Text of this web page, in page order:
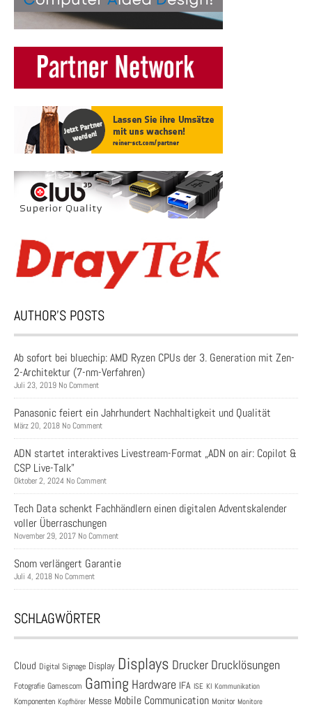
AUTHOR’S POSTS
Ab sofort bei bluechip: AMD Ryzen CPUs der 3. Generation mit Zen-
2-Architektur (7-nm-Verfahren)
Juli 23, 2019 No Comment
Panasonic feiert ein Jahrhundert Nachhaltigkeit und Qualität
März 20, 2018 No Comment
ADN startet interaktives Livestream-Format „ADN on air: Copilot &
CSP Live-Talk”
Oktober 2, 2024 No Comment
Tech Data schenkt Fachhändlern einen digitalen Adventskalender
voller Überraschungen
November 29, 2017 No Comment
Snom verlängert Garantie
Juli 4, 2018 No Comment
SCHLAGWÖRTER
Cloud Digital Signage Display Displays Drucker Drucklösungen
Fotografie Gamescom Gaming Hardware IFA ISE KI Kommunikation
Komponenten Kopfhörer Messe Mobile Communication Monitor Monitore